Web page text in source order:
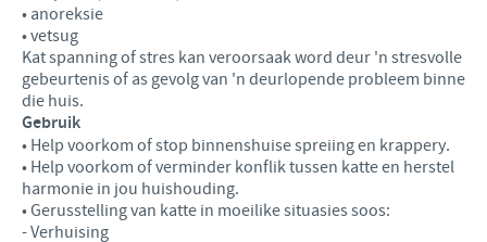
• anoreksie
• vetsug
Kat spanning of stres kan veroorsaak word deur 'n stresvolle
gebeurtenis of as gevolg van 'n deurlopende probleem binne
die huis.
Gebruik
• Help voorkom of stop binnenshuise spreiing en krappery.
• Help voorkom of verminder konflik tussen katte en herstel
harmonie in jou huishouding.
• Gerusstelling van katte in moeilike situasies soos:
- Verhuising